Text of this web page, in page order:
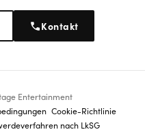
Kontakt
Entertainment
Cookie-Richtlinie
nach LkSG